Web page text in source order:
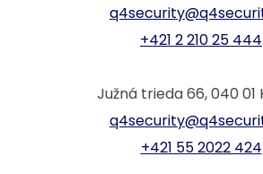
+421 2 210 25 444
Južná trieda 66, 040 01
+421 55 2022 424